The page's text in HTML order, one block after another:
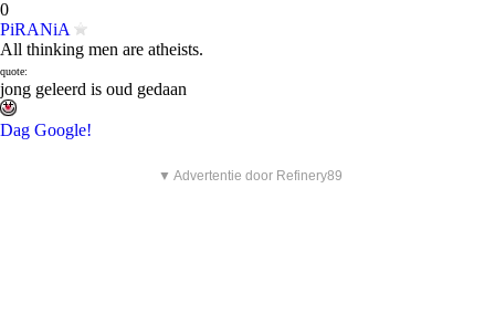
0
PiRANiA
All thinking men are atheists.
quote:
jong geleerd is oud gedaan
Dag Google!
▼ Advertentie door Refinery89